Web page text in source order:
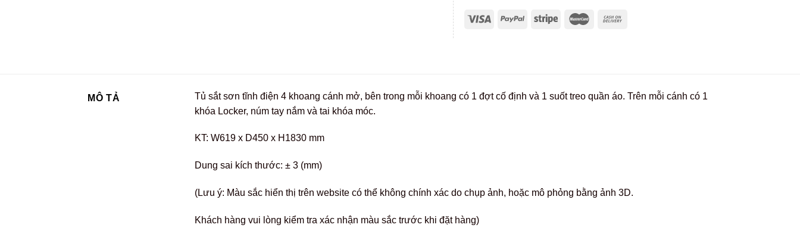
MÔ TẢ
Tủ sắt sơn tĩnh điện 4 khoang cánh mở, bên trong mỗi khoang có 1 đợt cố định và 1 suốt treo quần áo. Trên mỗi cánh có 1
khóa Locker, núm tay nắm và tai khóa móc.
KT: W619 x D450 x H1830 mm
Dung sai kích thước: ± 3 (mm)
(Lưu ý: Màu sắc hiển thị trên website có thể không chính xác do chụp ảnh, hoặc mô phỏng bằng ảnh 3D.
Khách hàng vui lòng kiểm tra xác nhận màu sắc trước khi đặt hàng)